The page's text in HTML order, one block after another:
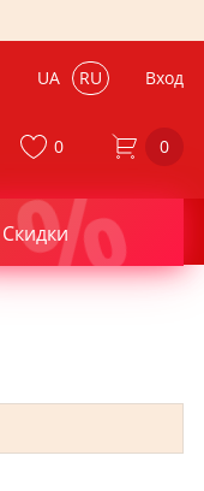
UA RU Вход
0
%
Скидки
0